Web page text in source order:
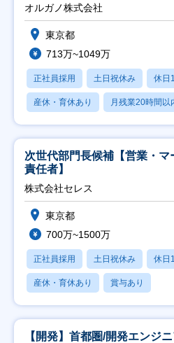
オルガノ株式会社
東京都
713万~1049万
正社員採用 土日祝休み 休日
産休・育休あり 月残業20時間以
次世代部門長候補【営業・
責任者】
株式会社セレス
東京都
700万~1500万
正社員採用 土日祝休み 休日
産休・育休あり 賞与あり
【開発】首都圏/開発エンジ